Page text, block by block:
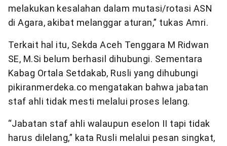
melakukan kesalahan dalam mutasi/rotasi ASN
di Agara, akibat melanggar aturan,” tukas Amri.
Terkait hal itu, Sekda Aceh Tenggara M Ridwan
SE, M.Si belum berhasil dihubungi. Sementara
Kabag Ortala Setdakab, Rusli yang dihubungi
pikiranmerdeka.co mengatakan bahwa jabatan
staf ahli tidak mesti melalui proses lelang.
“Jabatan staf ahli walaupun eselon II tapi tidak
harus dilelang,” kata Rusli melalui pesan singkat,